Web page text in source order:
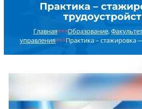
СТУДЕНТУ
ДОПОБРАЗОВАНИЕ
ОБ УНИВЕРСИТЕТЕ
НОВОСТИ
РЕЗУЛЬТАТ ПОИСКА:
Практика –
Главная×××Образование,
управления×××Практика – стажировка